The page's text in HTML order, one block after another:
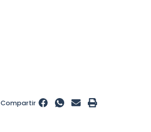
Compartir